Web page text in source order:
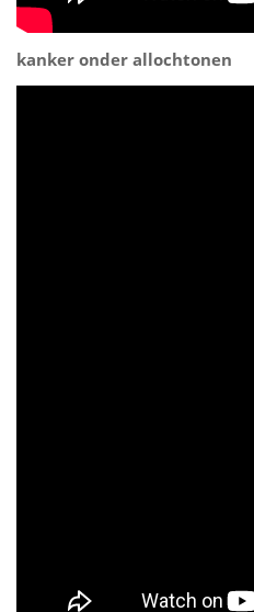
kanker onder allochtonen